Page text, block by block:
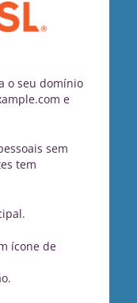
o seu domínio
e
sem
tem
ícone de